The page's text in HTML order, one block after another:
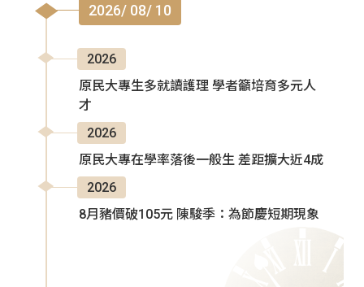
2026/ 08/ 10
2026
原民大專生多就讀護理 學者籲培育多元人
才
2026
原民大專在學率落後一般生 差距擴大近4成
2026
8月豬價破105元 陳駿季：為節慶短期現象